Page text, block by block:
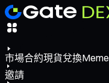
市場合約現貨兌換Meme
邀請